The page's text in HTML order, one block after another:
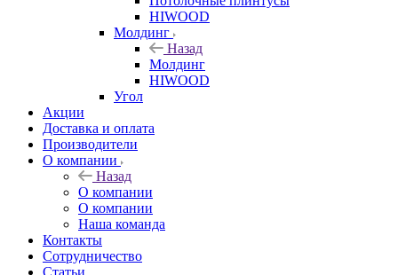
HIWOOD
Молдинг
Назад
Молдинг
HIWOOD
Угол
Акции
Доставка и оплата
Производители
О компании
Назад
О компании
О компании
Наша команда
Контакты
Сотрудничество
Статьи